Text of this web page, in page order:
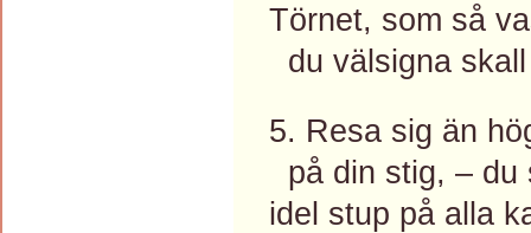
Törnet, som så
du välsigna
5. Resa sig än
på din stig, – du
idel stup på alla